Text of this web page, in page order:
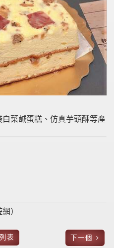
菜鹹蛋糕、仿真芋頭酥等產
）
表 下一個